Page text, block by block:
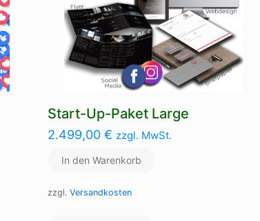
Start-Up-Paket Large
2.499,00 € zzgl. MwSt.
In den Warenkorb
zzgl. Versandkosten